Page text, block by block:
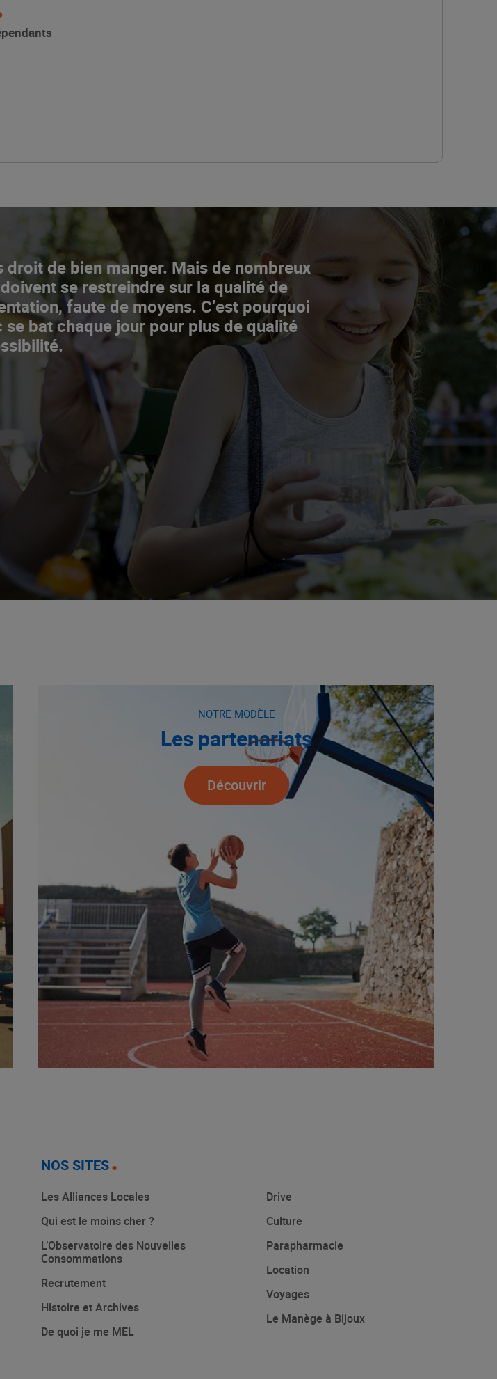
producteurs avec les
L’ascenceur social
fonctionne chez E.Leclerc !
NOTRE MODÈLE
La Grande Rencontre 2024,
droit de bien manger. Mais de nombreux
se restreindre sur la qualité de
faute de moyens. C’est pourquoi
se bat chaque jour pour plus de qualité
NOTRE MODÈLE
Les partenariats
Découvrir
NOS SITES
Les Alliances Locales
Qui est le moins cher ?
L’Observatoire des Nouvelles
Consommations
Recrutement
Histoire et Archives
De quoi je me MEL
Drive
Culture
Parapharmacie
Location
Voyages
Le Manège à Bijoux